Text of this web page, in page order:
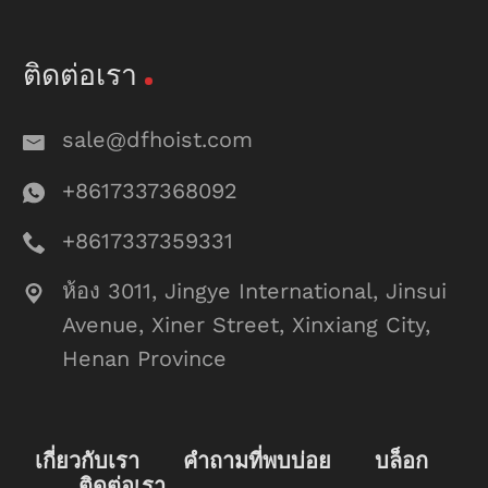
ติดต่อเรา
sale@dfhoist.com
+8617337368092
+8617337359331
ห้อง 3011, Jingye International, Jinsui
Avenue, Xiner Street, Xinxiang City,
Henan Province
เกี่ยวกับเรา คำถามที่พบบ่อย
บล็อก